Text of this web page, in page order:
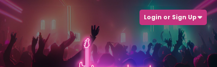
Login or Sign Up